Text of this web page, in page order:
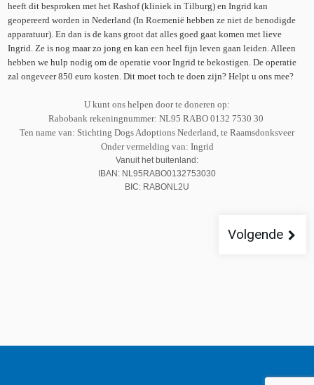
heeft dit besproken met het Rashof (kliniek in Tilburg) en Ingrid kan
geopereerd worden in Nederland (In Roemenië hebben ze niet de benodigde
apparatuur). En dan is de kans groot dat alles goed gaat komen met lieve
Ingrid. Ze is nog maar zo jong en kan een heel fijn leven gaan leiden. Alleen
hebben we hulp nodig om de operatie voor Ingrid te bekostigen. De operatie
zal ongeveer 850 euro kosten. Dit moet toch te doen zijn? Helpt u ons mee?
U kunt ons helpen door te doneren op:
Rabobank rekeningnummer: NL95 RABO 0132 7530 30
Ten name van: Stichting Dogs Adoptions Nederland, te Raamsdonksveer
Onder vermelding van: Ingrid
Vanuit het buitenland:
IBAN: NL95RABO0132753030
BIC: RABONL2U
Volgende